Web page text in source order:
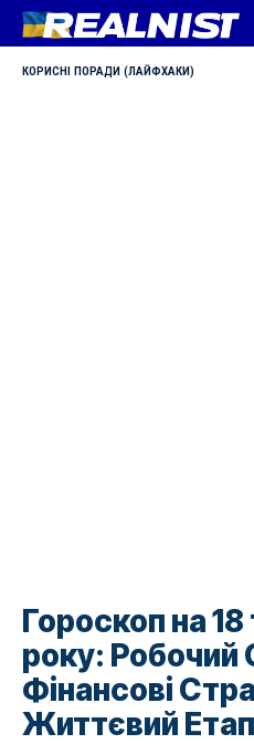
КОРИСНІ ПОРАДИ (ЛАЙФХАКИ)
Гороскоп на
року: Робочий
Фінансові
Життєвий Етап